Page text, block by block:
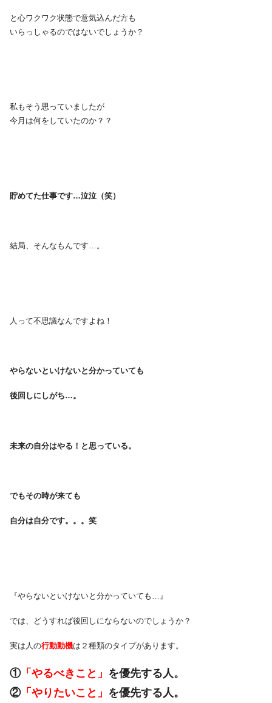
と心ワクワク状態で意気込んだ方も
いらっしゃるのではないでしょうか？
私もそう思っていましたが
今月は何をしていたのか？？
貯めてた仕事です…泣泣（笑）
結局、そんなもんです…。
人って不思議なんですよね！
やらないといけないと分かっていても
後回しにしがち…。
未来の自分はやる！と思っている。
でもその時が来ても
自分は自分です。。。笑
​​『やらないといけないと分かっていても…』​
では、どうすれば後回しにならないのでしょうか？
実は人の​行動動機​​は２種類のタイプがあります。
​①「やるべきこと」 を優先する人。​
​②「やりたいこと」 を優先する人。​